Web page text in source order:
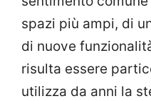
spazi più ampi, di
di nuove
risulta essere
utilizza da anni la